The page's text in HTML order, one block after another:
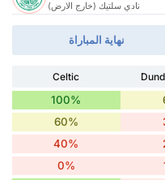
نادي سلتيك (خارج الارض)
نهاية المباراة
Celtic
100%
60%
40%
0%